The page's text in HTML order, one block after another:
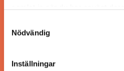
Nödvändig
Inställningar
Hos oss läser du
Besöksliv i sin tryckta
för ägare och ledare